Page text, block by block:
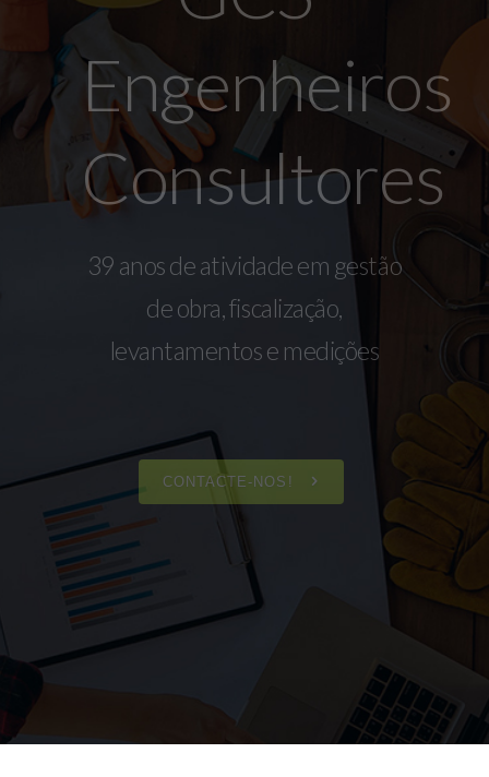
Engenheiros
Consultores
39 anos de atividade em gestão
de obra, fiscalização,
levantamentos e medições
CONTACTE-NOS!